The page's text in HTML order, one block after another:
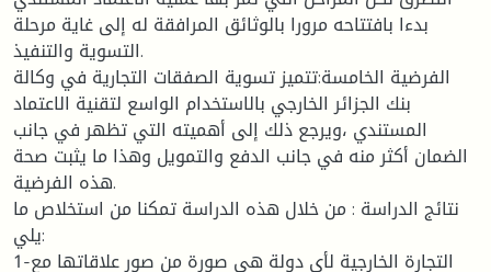
بدءا بافتتاحه مرورا بالوثائق المرافقة له إلى غاية مرحلة
التسوية والتنفيذ.
الفرضية الخامسة:تتميز تسوية الصفقات التجارية في وكالة
بنك الجزائر الخارجي بالاستخدام الواسع لتقنية الاعتماد
المستندي ،ويرجع ذلك إلى أهميته التي تظهر في جانب
الضمان أكثر منه في جانب الدفع والتمويل وهذا ما يثبت صحة
هذه الفرضية.
نتائج الدراسة : من خلال هذه الدراسة تمكنا من استخلاص ما
يلي:
1-التجارة الخارجية لأي دولة هي صورة من صور علاقاتها مع